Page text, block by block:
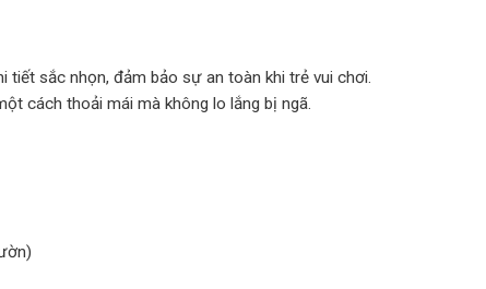
sắc nhọn, đảm bảo sự an toàn khi trẻ vui chơi.
cách thoải mái mà không lo lắng bị ngã.